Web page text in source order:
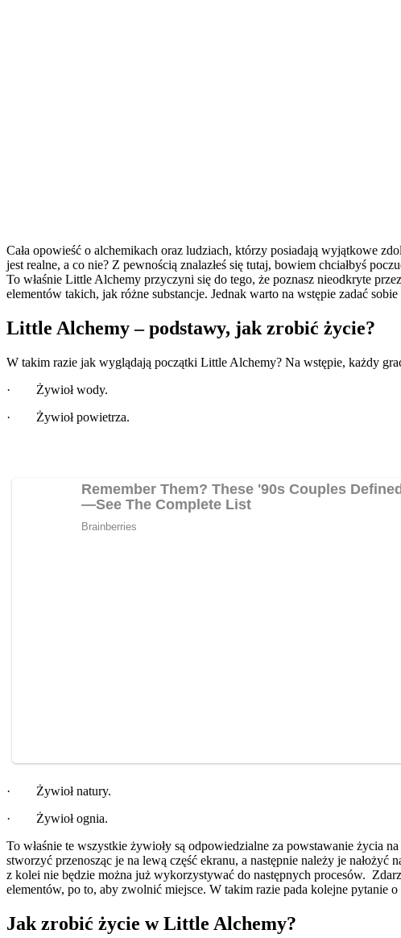
Cała opowieść o alchemikach oraz ludziach, którzy posiadają wyjątkowe
jest realne, a co nie? Z pewnością znalazłeś się tutaj, bowiem chciałbyś
To właśnie Little Alchemy przyczyni się do tego, że poznasz nieodkryte
elementów takich, jak różne substancje. Jednak warto na wstępie zadać
Little Alchemy – podstawy, jak zrobić życie?
W takim razie jak wyglądają początki Little Alchemy? Na wstępie, każdy
· Żywioł wody.
· Żywioł powietrza.
· Żywioł natury.
· Żywioł ognia.
To właśnie te wszystkie żywioły są odpowiedzialne za powstawanie życia
stworzyć przenosząc je na lewą część ekranu, a następnie należy je
z kolei nie będzie można już wykorzystywać do następnych procesów.
elementów, po to, aby zwolnić miejsce. W takim razie pada kolejne
Jak zrobić życie w Little Alchemy?